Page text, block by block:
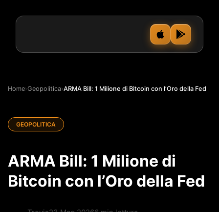
Home›Geopolitica›ARMA Bill: 1 Milione di Bitcoin con l’Oro della Fed
GEOPOLITICA
ARMA Bill: 1 Milione di
Bitcoin con l’Oro della Fed